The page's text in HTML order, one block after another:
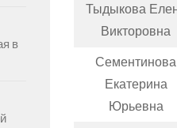
Тыдыкова
Викторовна
Сементинова
Екатерина
Юрьевна
в